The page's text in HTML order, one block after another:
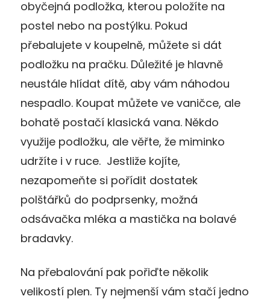
obyčejná podložka, kterou položíte na
postel nebo na postýlku. Pokud
přebalujete v koupelně, můžete si dát
podložku na pračku. Důležité je hlavně
neustále hlídat dítě, aby vám náhodou
nespadlo. Koupat můžete ve vaničce, ale
bohatě postačí klasická vana. Někdo
využije podložku, ale věřte, že miminko
udržíte i v ruce. Jestliže kojíte,
nezapomeňte si pořídit dostatek
polštářků do podprsenky, možná
odsávačka mléka a mastička na bolavé
bradavky.
Na přebalování pak pořiďte několik
velikostí plen. Ty nejmenší vám stačí jedno